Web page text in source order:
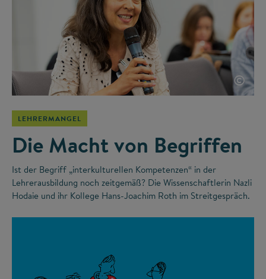
©
LEHRERMANGEL
Die Macht von Begriffen
Ist der Begriff „interkulturellen Kompetenzen“ in der
Lehrerausbildung noch zeitgemäß? Die Wissenschaftlerin Nazli
Hodaie und ihr Kollege Hans-Joachim Roth im Streitgespräch.